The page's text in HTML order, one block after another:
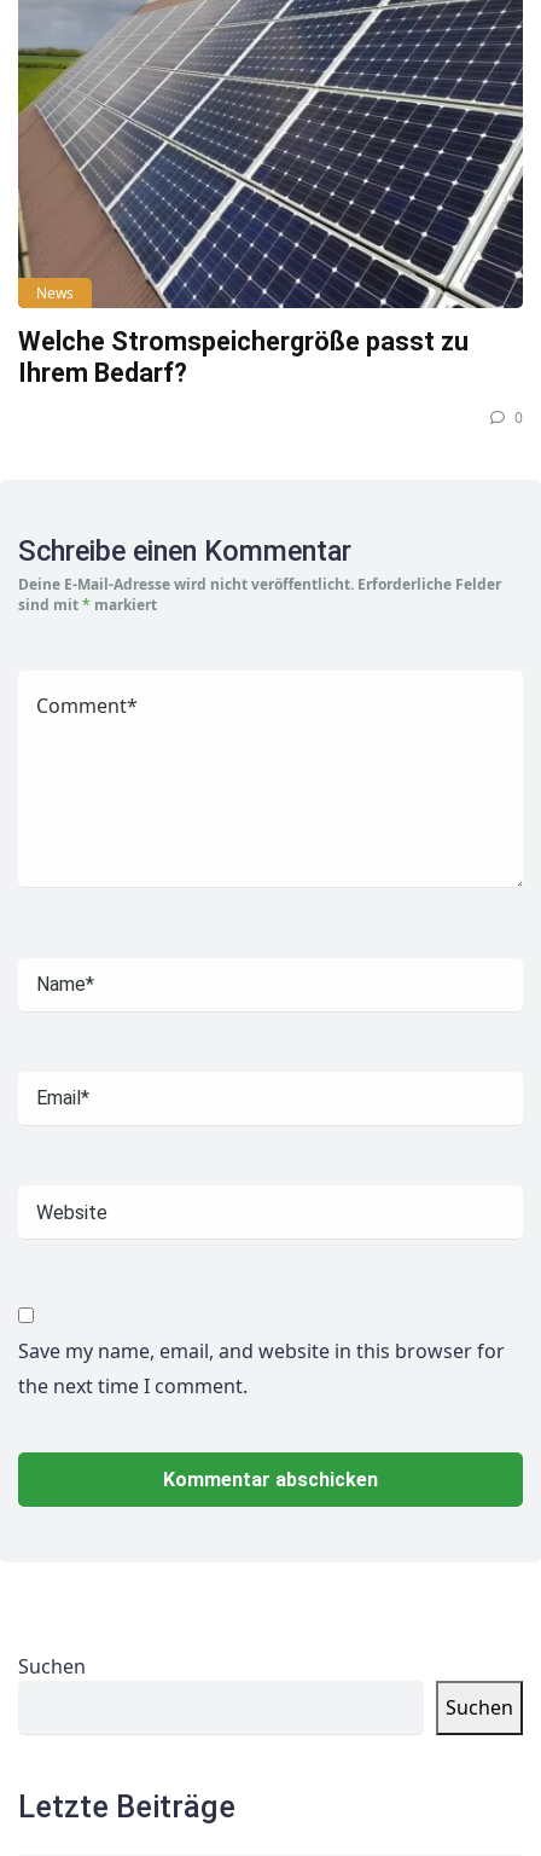
News
Welche Stromspeichergröße passt zu
Ihrem Bedarf?
0
Schreibe einen Kommentar
Deine E-Mail-Adresse wird nicht veröffentlicht. Erforderliche Felder
sind mit* markiert
Save my name, email, and website in this browser for
the next time I comment.
Suchen
Suchen
Letzte Beiträge